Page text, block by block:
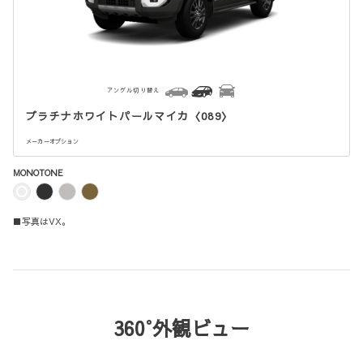
プラチナホワイトパールマイカ〈089〉
メーカーオプション
アングル切り替え
MONOTONE
■写真はVX。
360°外観ビュー